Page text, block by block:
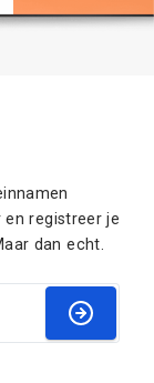
en registreer je
dan echt.